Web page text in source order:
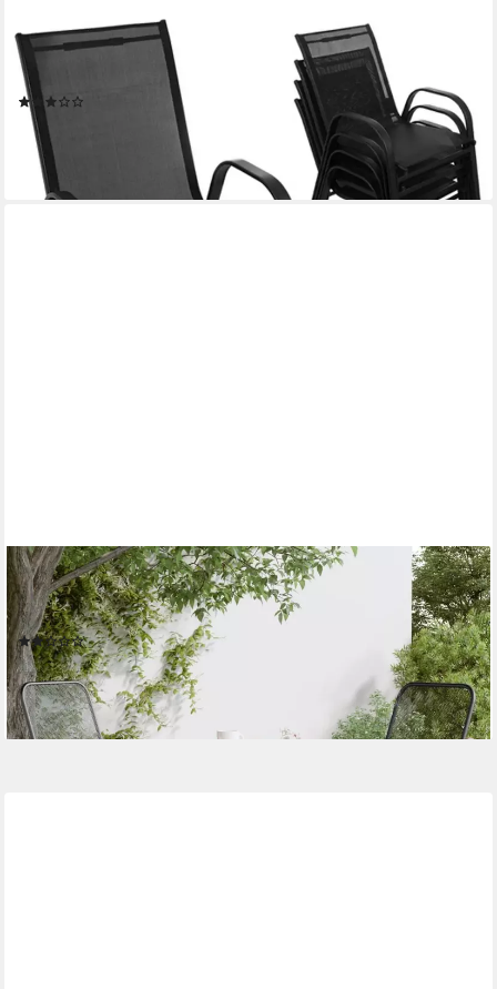
GARDLOV
Gartenstuhl Gartenstuhlset 4 Stühle (Spar-Set, 4 St), Spezielle
Schutzkappen an den Beinen verhindern Kratzer
81,90 €
-18%
lieferbar - in 6-8 Werktagen bei dir
FURNICATO
Gartenstuhl Klappbarer Anthrazit 56,5 x 61 x 106 cm (2 St), 7-
fach verstellbare Rückenlehne für diese Sitzgruppe aus Eisen
(1)
97,95 € UVP157,95 €
-38%
lieferbar - in 4-5 Werktagen bei dir